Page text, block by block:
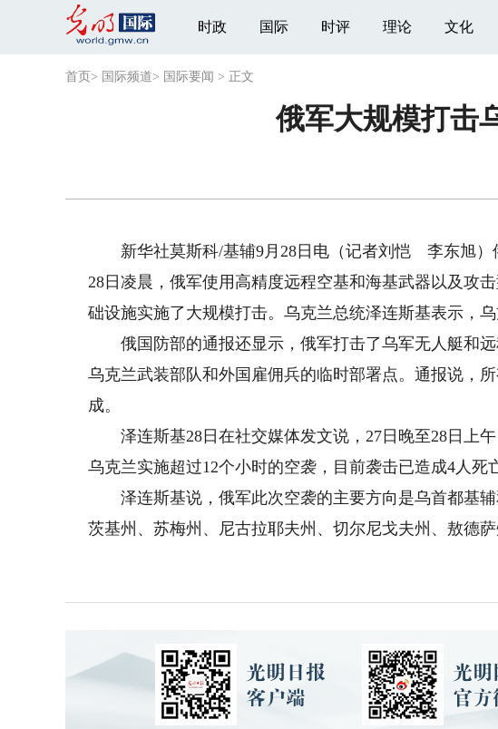
时政 国际 时评 理论 文化
首页 > 国际频道> 国际要闻 > 正文
俄军大规模打击
新华社莫斯科/基辅9月28日电（记者刘恺 李东旭）
28日凌晨，俄军使用高精度远程空基和海基武器以及攻
础设施实施了大规模打击。乌克兰总统泽连斯基表示，
俄国防部的通报还显示，俄军打击了乌军无人艇和远
乌克兰武装部队和外国雇佣兵的临时部署点。通报说，
成。
泽连斯基28日在社交媒体发文说，27日晚至28日上午
乌克兰实施超过12个小时的空袭，目前袭击已造成4人死
泽连斯基说，俄军此次空袭的主要方向是乌首都基辅
茨基州、苏梅州、尼古拉耶夫州、切尔尼戈夫州、敖德萨